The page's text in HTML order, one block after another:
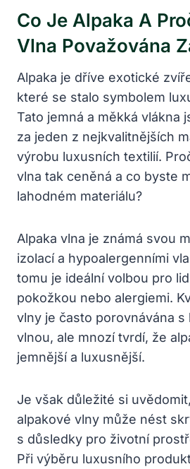
Co Je Alpaka A
Vlna Považována
Alpaka je dříve exotické
které se stalo symbolem
Tato jemná a měkká vlákna
za jeden z nejkvalitnějších
výrobu luxusních textilií.
vlna tak ceněná a co byste
lahodném materiálu?
Alpaka vlna je známá svou
izolací a hypoalergenními
tomu je ideální volbou pro
pokožkou nebo alergiemi.
vlny je často porovnávána s
vlnou, ale mnozí tvrdí, že
jemnější a luxusnější.
Je však důležité si
alpakové vlny může nést
s důsledky pro životní
Při výběru luxusního